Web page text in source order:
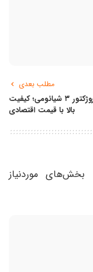
مطلب بعدی
ردمی پروژکتور ۳ شیائومی؛ کیفیت
بالا با قیمت اقتصادی
بخش‌های موردنیاز